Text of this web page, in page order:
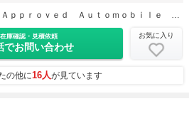
Ａｕｄｉ Ａｐｐｒｏｖｅｄ Ａｕｔｏｍｏｂｉｌｅ 宇都宮 （株）バックス・アドバンス
庫確認・見積依頼
でお問い合わせ
お気に入り
の他に16人が見ています